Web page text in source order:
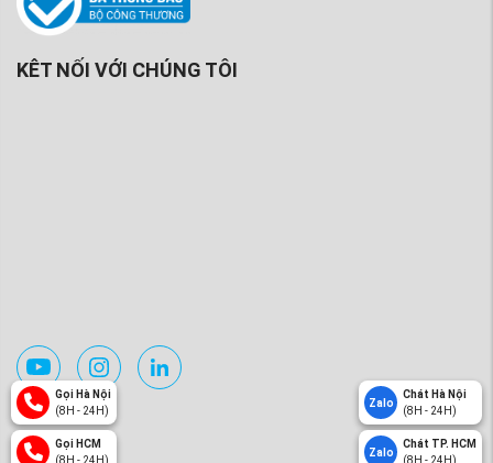
KÊT NỐI VỚI CHÚNG TÔI
Gọi Hà Nội
(8H - 24H)
Gọi HCM
(8H - 24H)
Zalo
Chát Hà Nội
(8H - 24H)
Zalo
Chát TP. HCM
(8H - 24H)